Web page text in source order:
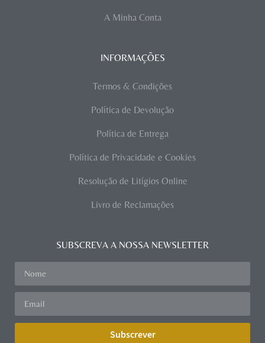
A Minha Conta
INFORMAÇÕES
Termos & Condições
Política de Devolução
Política de Entrega
Política de Privacidade e Cookies
Resolução de Litígios Online
Livro de Reclamações
SUBSCREVA A NOSSA NEWSLETTER
Subscrever